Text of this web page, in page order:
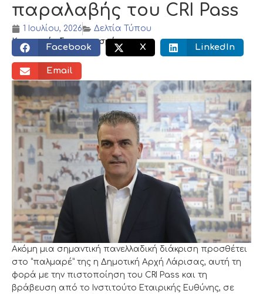
παραλαβής του CRI Pass
1 Ιουλίου, 2026
Δελτία Τύπου
Κοινωνικός διαμοιρασμός:
Facebook X LinkedIn
Email
Ακόμη μια σημαντική πανελλαδική διάκριση προσθέτει
στο “παλμαρέ” της η Δημοτική Αρχή Λάρισας, αυτή τη
φορά με την πιστοποίηση του CRI Pass και τη
βράβευση από το Ινστιτούτο Εταιρικής Ευθύνης, σε